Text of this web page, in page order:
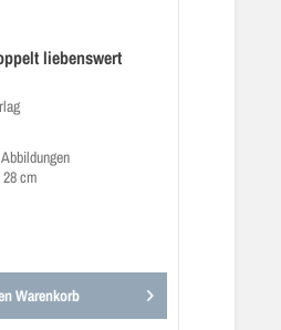
liebenswert
cm
Warenkorb